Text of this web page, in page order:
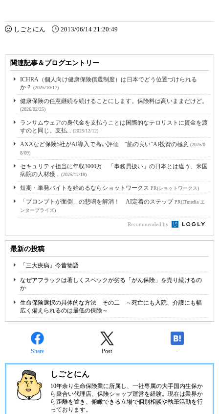
しごとにん 2013/06/14 21:20:49
関連記事＆ブログエントリー
ICHRA（個人向け健康保険償還制度）は日本でどう位置づけられる
か？ (2025/10/17)
健康保険の任意継続を続けることにします。保険料は高いままだけど。
(2026/02/25)
ランサムウェアの身代金を支払うことは国際的なテロリストに資金を渡
すのと同じ。支払...
(2025/12/12)
AXAなど保険5社がAI導入で高い評価 “筋の良い”AI投資の極意 (2025/0
8/09)
セキュリティ担当に年収3000万 「事務員扱い」の日本とは違う、米国
病院の人材獲...
(2025/12/18)
短期・単発バイトを始めるならショットワークス PR(ショットワークス)
「プロンプトが面倒」の悲鳴を解消！ AI定着のステップPR(ITmedia エ
ンタープライズ)
Recommended by
最新の投稿
「三大疾病」今昔物語
なぜアフラックは著しくスペックが劣る「がん保険」を売り続けるの
か
生命保険選択の具体的な方法 その二 ～死亡にも入院、介護にも幅
広く備えられるのは最低の保険～
Share Post -
しごとにん
10年余り生命保険業に所属し、一社専属の大手国内生保か
ら乗合い代理店、保険ショップ運営を経験。現在は業界か
ら距離を置き、俯瞰できる立場で個別相談や執筆活動を行
っております。